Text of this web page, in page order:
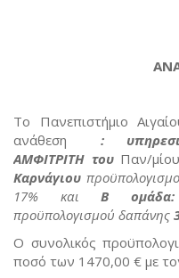
Το Πανεπιστήμιο
ανάθεση
:
ΑΜΦΙΤΡΙΤΗ του Παν/
Καρνάγιου
17% καιΒ ομάδα:
προϋπολογισμού δαπάνης
Ο συνολικός
ποσό των 1470,00 € με